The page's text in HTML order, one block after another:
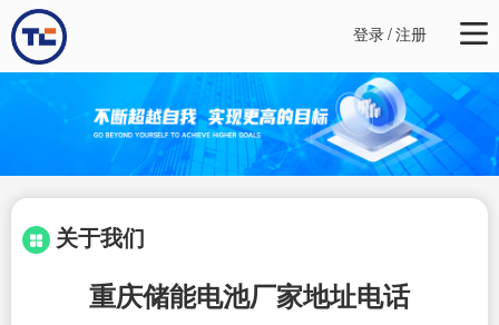
登录/注册
关于我们
重庆储能电池厂家地址电话